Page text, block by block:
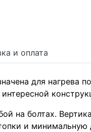
и оплата
для нагрева
на болтах.
и